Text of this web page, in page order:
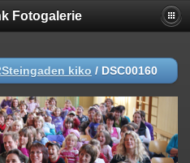
Fotogalerie
kiko / DSC00160